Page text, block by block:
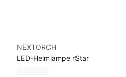
NEXTORCH
LED-Helmlampe rStar